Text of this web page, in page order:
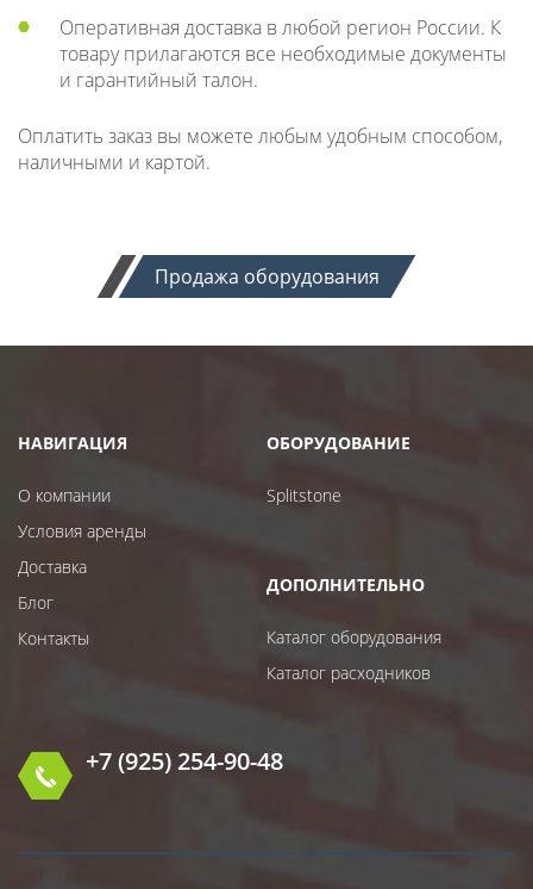
Оперативная доставка в любой регион России. К
товару прилагаются все необходимые документы
и гарантийный талон.
Оплатить заказ вы можете любым удобным способом,
наличными и картой.
Продажа оборудования
НАВИГАЦИЯ
О компании
Условия аренды
Доставка
Блог
Контакты
ОБОРУДОВАНИЕ
Splitstone
ДОПОЛНИТЕЛЬНО
Каталог оборудования
Каталог расходников
+7 (925) 254-90-48